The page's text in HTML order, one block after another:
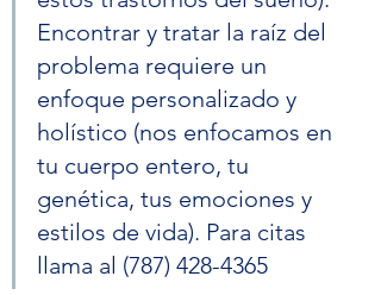
Encontrar y tratar la raíz del
problema requiere un
enfoque personalizado y
holístico (nos enfocamos en
tu cuerpo entero, tu
genética, tus emociones y
estilos de vida). Para citas
llama al (787) 428-4365